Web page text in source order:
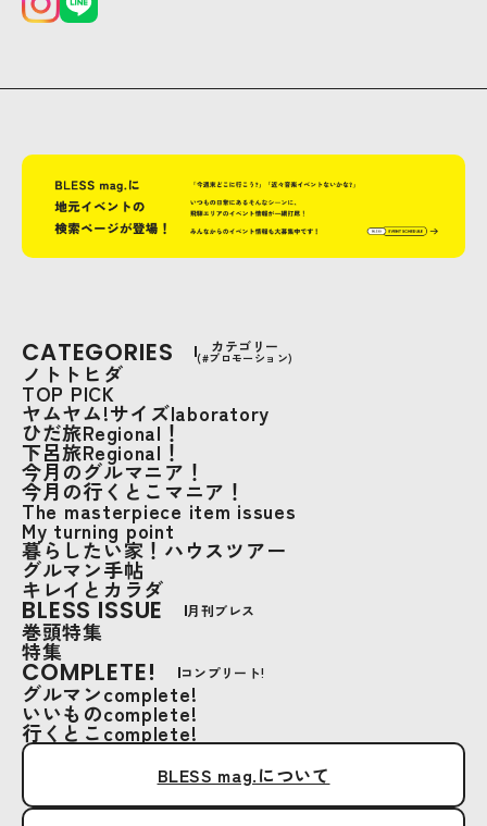
CATEGORIES カテゴリー
(#プロモーション)
ノトトヒダ
TOP PICK
ヤムヤム!サイズlaboratory
ひだ旅Regional！
下呂旅Regional！
今月のグルマニア！
今月の行くとこマニア！
The masterpiece item issues
My turning point
暮らしたい家！ハウスツアー
グルマン手帖
キレイとカラダ
BLESS ISSUE 月刊ブレス
巻頭特集
特集
COMPLETE! コンプリート!
グルマンcomplete!
いいものcomplete!
行くとこcomplete!
BLESS mag.について